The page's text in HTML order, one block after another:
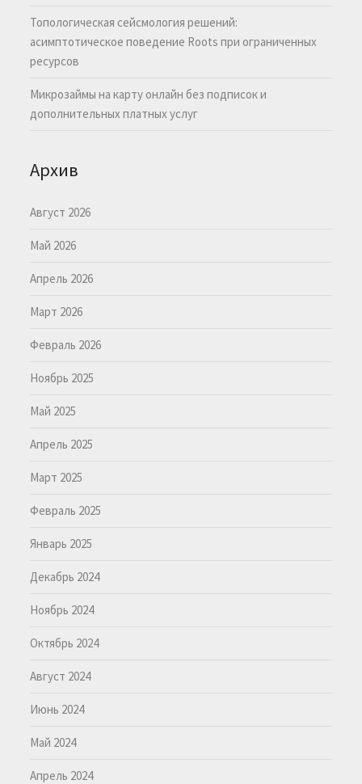
Топологическая сейсмология решений:
асимптотическое поведение Roots при ограниченных
ресурсов
Микрозаймы на карту онлайн без подписок и
дополнительных платных услуг
Архив
Август 2026
Май 2026
Апрель 2026
Март 2026
Февраль 2026
Ноябрь 2025
Май 2025
Апрель 2025
Март 2025
Февраль 2025
Январь 2025
Декабрь 2024
Ноябрь 2024
Октябрь 2024
Август 2024
Июнь 2024
Май 2024
Апрель 2024